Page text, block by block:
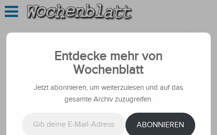
Entdecke mehr von
Wochenblatt
Jetzt abonnieren, um weiterzulesen und auf das
gesamte Archiv zuzugreifen.
ABONNIEREN